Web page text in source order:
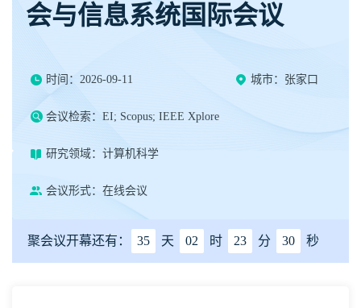
会与信息系统国际会议
时间：2026-09-11 城市：张家口
会议检索：EI; Scopus; IEEE Xplore
研究领域：计算机科学
会议形式：在线会议
聚会议开幕还有： 35 天 02 时 23 分 30 秒